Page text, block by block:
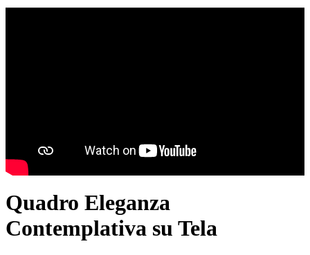
Quadro Eleganza
Contemplativa su Tela